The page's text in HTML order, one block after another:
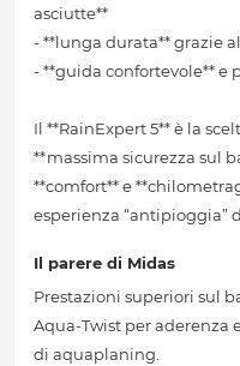
asciutte**
- **lunga durata** grazie
- **guida confortevole** e
Il **RainExpert 5** è la
**massima sicurezza sul
**comfort** e
esperienza “antipioggia”
Il parere di Midas
Prestazioni superiori sul
Aqua-Twist per aderenza
di aquaplaning.